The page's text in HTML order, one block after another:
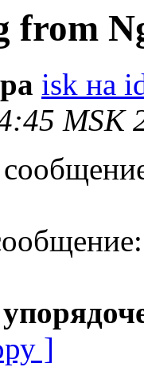
from
isk на
MSK
]